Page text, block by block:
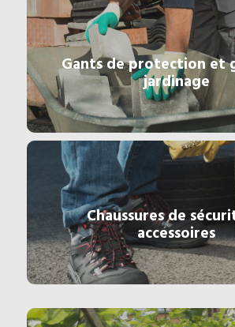
Gants de protection et
jardinage
Chaussures de
accessoires